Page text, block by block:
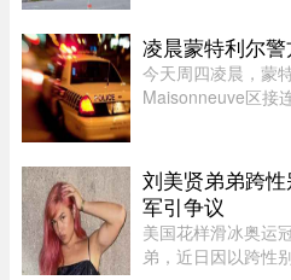
大道发生枪击。一
凌晨蒙特利尔
今天周四凌晨，蒙
Maisonneuve区接
因，也不确定是否
刘美贤弟弟跨
军引争议
美国花样滑冰奥运
弟，近日因以跨性